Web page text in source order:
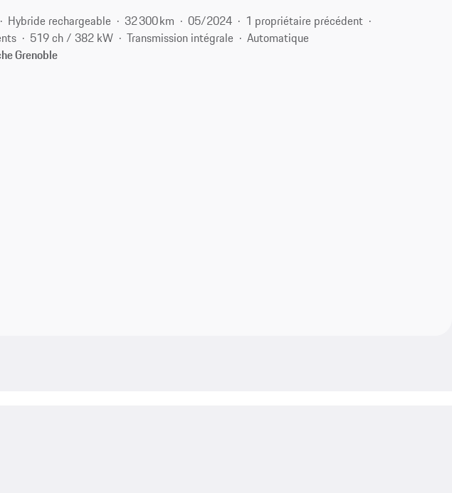
Hybride rechargeable 32 300 km 05/2024
1 propriétaire précédent
519 ch / 382 kW Transmission intégrale
Automatique
Grenoble